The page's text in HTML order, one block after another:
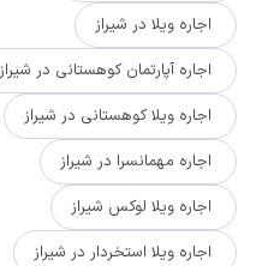
اجاره ویلا در شیراز
اجاره آپارتمان کوهستانی در شیراز
اجاره ویلا کوهستانی در شیراز
اجاره مهمانسرا در شیراز
اجاره ویلا لوکس شیراز
اجاره ویلا استخردار در شیراز